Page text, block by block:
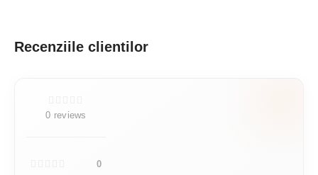
Recenziile clientilor
0 reviews
0